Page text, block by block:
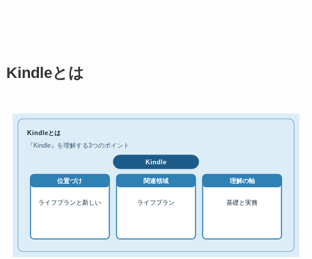
Kindleとは
Kindleとは
『Kindle』を理解する3つのポイント
Kindle
位置づけ
ライフプランと新しい
関連領域
ライフプラン
理解の軸
基礎と実務